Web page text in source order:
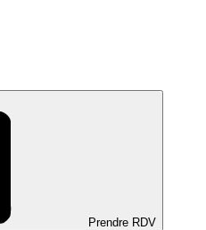
Prendre RDV